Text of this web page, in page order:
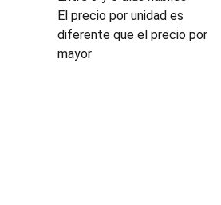
El precio por unidad es
diferente que el precio por
mayor